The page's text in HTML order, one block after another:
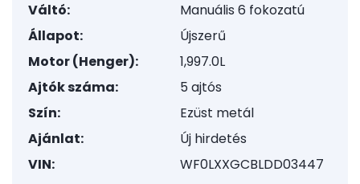
Váltó:
Manuális 6 fokozatú
Állapot:
Újszerű
Motor (Henger):
1,997.0L
Ajtók száma:
5 ajtós
Szín:
Ezüst metál
Ajánlat:
Új hirdetés
VIN:
WF0LXXGCBLDD03447